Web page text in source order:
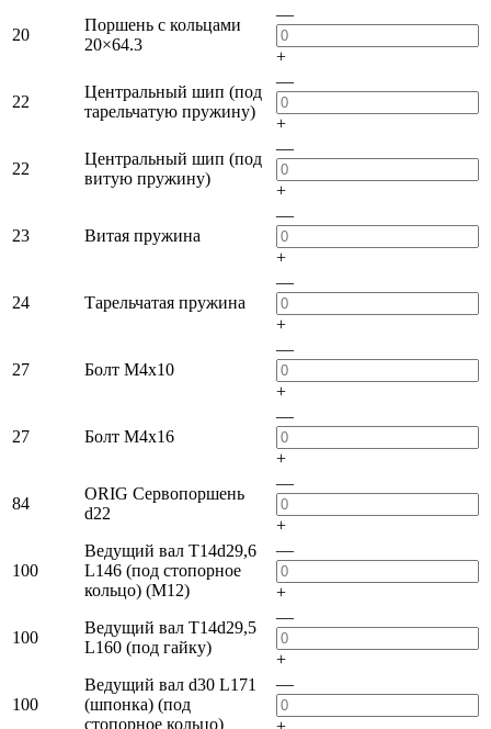
20
Поршень с кольцами
20×64.3
—
+
22
Центральный шип (под
тарельчатую пружину)
—
+
22
Центральный шип (под
витую пружину)
—
+
23 Витая пружина
—
+
24 Тарельчатая пружина
—
+
27 Болт M4x10
—
+
27 Болт M4x16
—
+
84
ORIG Сервопоршень
d22
—
+
100
Ведущий вал T14d29,6
L146 (под стопорное
кольцо) (M12)
—
+
100
Ведущий вал T14d29,5
L160 (под гайку)
—
+
100
Ведущий вал d30 L171
(шпонка) (под
стопорное кольцо)
—